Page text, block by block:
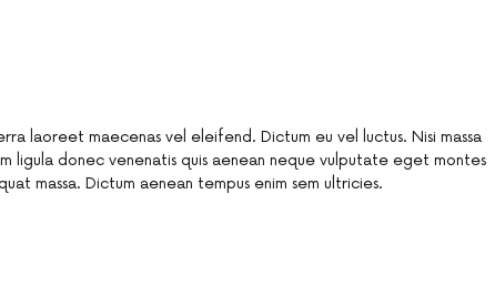
laoreet maecenas vel eleifend. Dictum eu vel luctus. Nisi massa
ligula donec venenatis quis aenean neque vulputate eget montes
massa. Dictum aenean tempus enim sem ultricies.